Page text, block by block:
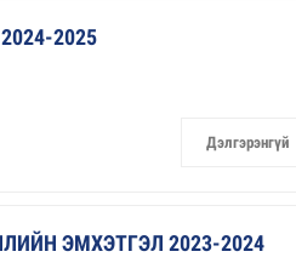
2025
Дэлгэрэнгүй
ЭМХЭТГЭЛ 2023-2024